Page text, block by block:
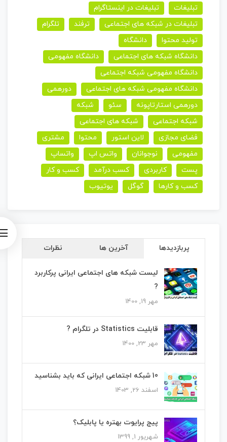
تبلیغات
تبلیغات در اینستاگرام
تبلیغات در شبکه های اجتماعی
ترفند
تلگرام
تولید محتوا
دانشگاه
دانشگاه شبکه های اجتماعی
دانشگاه مفهومی
دانشگاه مفهومی شبکه اجتماعی
دانشگاه مفهومی شبکه های اجتماعی
دورهمی
دورهمی استارتاپونه
سئو
شبکه
شبکه اجتماعی
شبکه های اجتماعی
فضای مجازی
لاین استور محتوا
مشتری
مفهومی
نوجوانان واتس اپ
واتساپ
پست
کاربردی کسب درآمد
کسب و کار
کسب و کارها
گوگل یوتیوب
پربازدیدها آخرین ها نظرات
لیست شبکه های اجتماعی ایرانی پرکاربرد
?
مهر 19, 1400
قابلیت Statistics در تلگرام ?
مهر 23, 1400
10 شبکه اجتماعی ایرانی که باید بشناسید
اسفند 26, 1403
پیج پرایوت بهتره یا پابلیک؟
شهریور 1, 1399